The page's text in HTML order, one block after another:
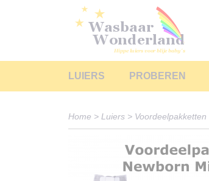
LUIERS PROBEREN
Home > Luiers > Voordeelpakketten